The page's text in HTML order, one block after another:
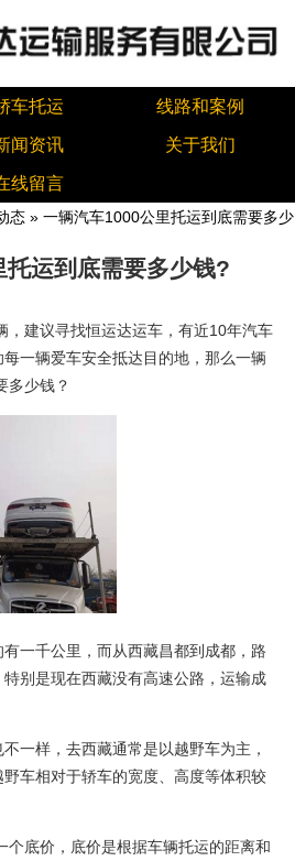
车托运 线路和案例
闻资讯 关于我们
线留言
态 » 一辆汽车1000公里托运到底需要多少
运到底需要多少钱?
，建议寻找恒运达运车，有近10年汽车
一辆爱车安全抵达目的地，那么一辆
多少钱？
一千公里，而从西藏昌都到成都，路
别是现在西藏没有高速公路，运输成
一样，去西藏通常是以越野车为主，
车相对于轿车的宽度、高度等体积较
个底价，底价是根据车辆托运的距离和